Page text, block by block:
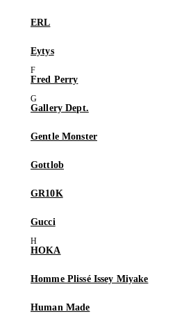
ERL
Eytys
Fred Perry
Gallery Dept.
Gentle Monster
Gottlob
GR10K
Gucci
HOKA
Homme Plissé Issey Miyake
Human Made